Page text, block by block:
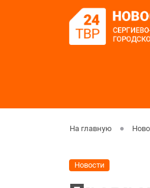
На главную
Новости